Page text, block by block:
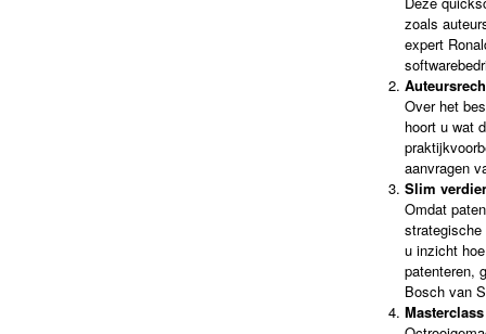
zoals
expert
Over het
hoort u wat
aanvragen
Slim
Omdat
u inzicht
patenteren,
Bosch van